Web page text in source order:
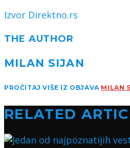
Izvor Direktno.rs
THE AUTHOR
MILAN SIJAN
PROČITAJ VIŠE IZ OBJAVA MILAN
RELATED